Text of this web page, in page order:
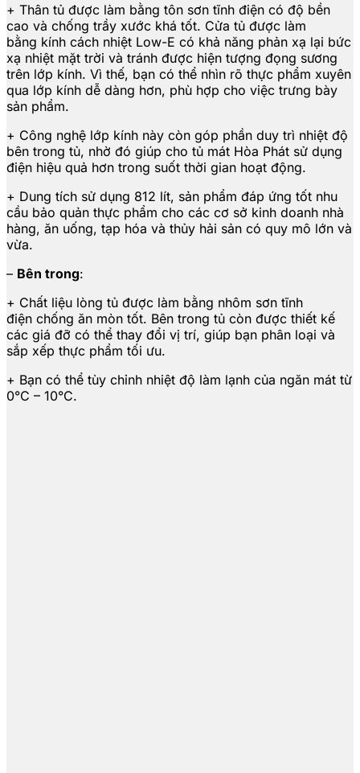
+ Thân tủ được làm bằng tôn sơn tĩnh điện có độ bền
cao và chống trầy xước khá tốt. Cửa tủ được làm
bằng kính cách nhiệt Low-E có khả năng phản xạ lại bức
xạ nhiệt mặt trời và tránh được hiện tượng đọng sương
trên lớp kính. Vì thế, bạn có thể nhìn rõ thực phẩm xuyên
qua lớp kính dễ dàng hơn, phù hợp cho việc trưng bày
sản phẩm.
+ Công nghệ lớp kính này còn góp phần duy trì nhiệt độ
bên trong tủ, nhờ đó giúp cho tủ mát Hòa Phát sử dụng
điện hiệu quả hơn trong suốt thời gian hoạt động.
+ Dung tích sử dụng 812 lít, sản phẩm đáp ứng tốt nhu
cầu bảo quản thực phẩm cho các cơ sở kinh doanh nhà
hàng, ăn uống, tạp hóa và thủy hải sản có quy mô lớn và
vừa.
– Bên trong:
+ Chất liệu lòng tủ được làm bằng nhôm sơn tĩnh
điện chống ăn mòn tốt. Bên trong tủ còn được thiết kế
các giá đỡ có thể thay đổi vị trí, giúp bạn phân loại và
sắp xếp thực phẩm tối ưu.
+ Bạn có thể tùy chỉnh nhiệt độ làm lạnh của ngăn mát từ
0°C – 10°C.